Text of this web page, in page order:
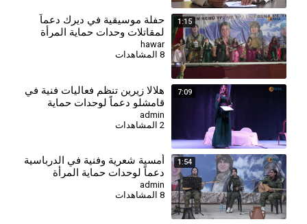
1:15
حفلة موسيقية في ديرك دعماً
لمقاتلات وحدات حماية المرأة
hawar
8 المشاهدات
7:09
⁣هلالا زيرين تنظم فعاليات فنية في
قامشلو دعماً لوحدات حماية
المرأة
admin
1:54
⁣أمسية شعرية وفنية في الدرباسية
دعماً لوحدات حماية المرأة
admin
8 المشاهدات